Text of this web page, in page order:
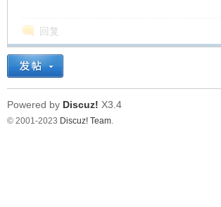
回复
Powered by Discuz! X3.4
© 2001-2023 Discuz! Team.